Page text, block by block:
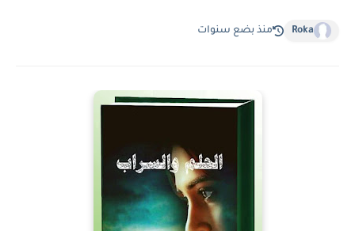
Roka منذ بضع سنوات